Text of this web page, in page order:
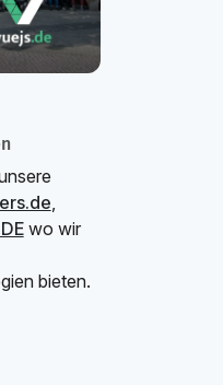
wo wir
bieten.